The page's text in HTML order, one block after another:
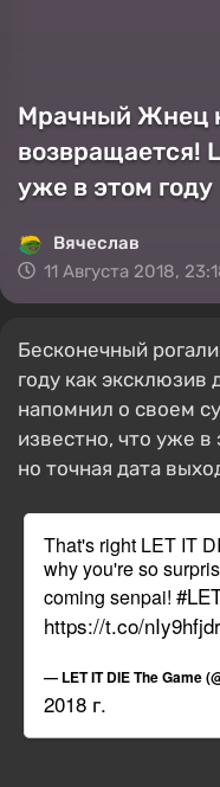
Мрачный Жнец
возвращается!
уже в этом году
Вячеслав
11 Августа 2018,
Бесконечный
году как эксклюзив
напомнил о своем
известно, что уже в
но точная дата
That's right LET IT
why you're so
coming senpai!
https://t.co/
— LET IT DIE The Game
2018 г.